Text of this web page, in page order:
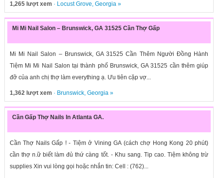
1,265 lượt xem · Locust Grove, Georgia»
Mi Mi Nail Salon – Brunswick, GA 31525 Cần Thợ Gấp
Mi Mi Nail Salon – Brunswick, GA 31525 Cần Thêm Người Đồng Hành
Tiệm Mi Mi Nail Salon tại thành phố Brunswick, GA 31525 cần thêm giúp
đỡ của anh chị thợ làm everything ạ. Ưu tiên cặp vợ...
1,362 lượt xem · Brunswick, Georgia»
Cần Gấp Thợ Nails In Atlanta GA.
Cần Thợ Nails Gấp ! - Tiệm ở Vining GA (cách chợ Hong Kong 20 phút)
cần thợ n.ữ biết làm đủ thứ càng tốt. - Khu sang. Tip cao. Tiệm không trừ
supplies Xin vui lòng gọi hoặc nhắn tin: Cell : (762)...